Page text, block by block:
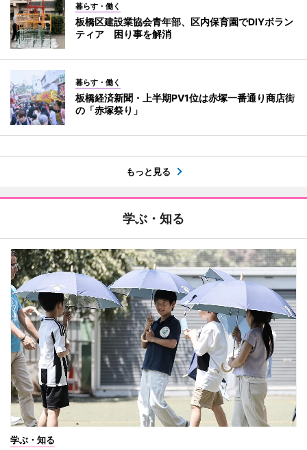
暮らす・働く
板橋区建設業協会青年部、区内保育園でDIYボラン
ティア 困り事を解消
暮らす・働く
板橋経済新聞・上半期PV1位は赤塚一番通り商店街
の「赤塚祭り」
もっと見る
学ぶ・知る
学ぶ・知る